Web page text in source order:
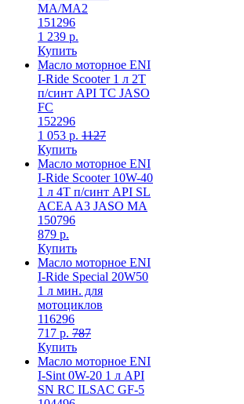
MA/MA2
151296
1 239 р.
Купить
Масло моторное ENI
I-Ride Scooter 1 л 2T
п/синт API TC JASO
FC
152296
1 053 р. 1127
Купить
Масло моторное ENI
I-Ride Scooter 10W-40
1 л 4T п/синт API SL
ACEA A3 JASO MA
150796
879 р.
Купить
Масло моторное ENI
I-Ride Special 20W50
1 л мин. для
мотоциклов
116296
717 р. 787
Купить
Масло моторное ENI
I-Sint 0W-20 1 л API
SN RC ILSAC GF-5